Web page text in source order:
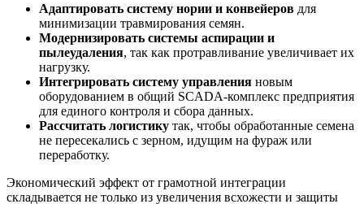
Адаптировать систему нории и конвейеров для
минимизации травмирования семян.
Модернизировать системы аспирации и
пылеудаления, так как протравливание увеличивает их
нагрузку.
Интегрировать систему управления новым
оборудованием в общий SCADA-комплекс предприятия
для единого контроля и сбора данных.
Рассчитать логистику так, чтобы обработанные семена
не пересекались с зерном, идущим на фураж или
переработку.
Экономический эффект от грамотной интеграции
складывается не только из увеличения всхожести и защиты